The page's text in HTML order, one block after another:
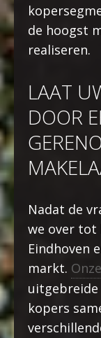
de hoogst
realiseren.
LAAT
DOOR
Nadat de
we over tot
Eindhoven
markt.
kopers